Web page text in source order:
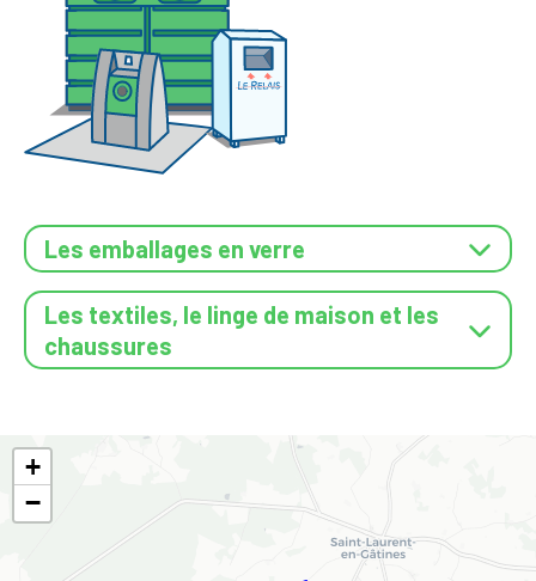
Les emballages en verre
Les textiles, le linge de maison et les
chaussures
+
−